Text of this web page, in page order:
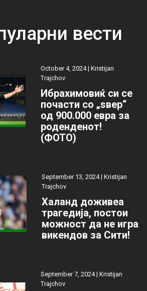
вести
October 4, 2024 | Kristijan
Trajchov
Ибрахимовиќ си се
почасти со „ѕвер“
од 900.000 евра за
роденденот!
(ФОТО)
September 13, 2024 | Kristijan
Trajchov
Халанд доживеа
трагедија, постои
можност да не игра
викендов за Сити!
September 7, 2024 |Kristijan
Trajchov